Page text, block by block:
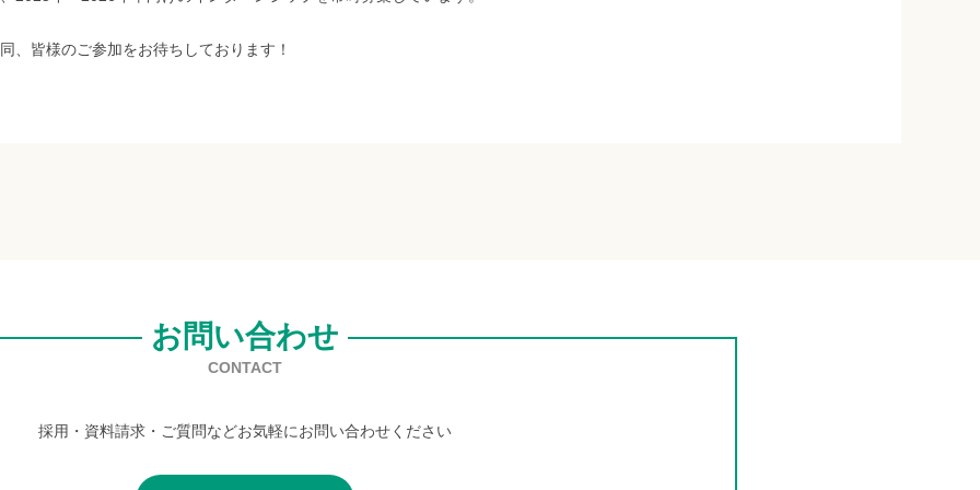
、皆様のご参加をお待ちしております！
お問い合わせ
CONTACT
採用・資料請求・ご質問などお気軽にお問い合わせください